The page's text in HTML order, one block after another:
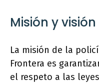
Misión y visión
La misión de la
Frontera es
el respeto a las